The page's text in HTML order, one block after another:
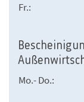
Fr.:
Mo.- Do.: